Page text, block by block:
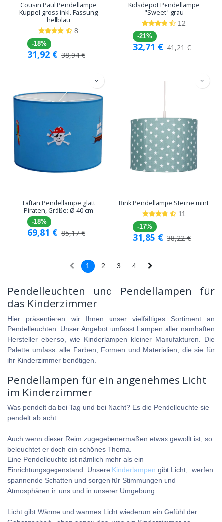
Cousin Paul Pendellampe
Kuppel gross inkl. Fassung
hellblau
8
-18%
31,92 € 38,94€
Kidsdepot Pendellampe
"Sweet" grau
12
-21%
32,71 € 41,21€
Taftan Pendellampe glatt
Piraten, Größe: Ø 40 cm
-18%
69,81 € 85,17€
Bink Pendellampe Sterne mint
11
-17%
31,85 € 38,22€
1 2 3 4
Pendelleuchten und Pendellampen für
das Kinderzimmer
Hier präsentieren wir Ihnen unser vielfältiges Sortiment an
Pendelleuchten. Unser Angebot umfasst Lampen aller namhaften
Hersteller ebenso, wie Kinderlampen kleiner Manufakturen. Die
Palette umfasst alle Farben, Formen und Materialien, die sie für
ihr Kinderzimmer benötigen.
Pendellampen für ein angenehmes Licht
im Kinderzimmer
Was pendelt da bei Tag und bei Nacht? Es die Pendelleuchte sie
pendelt ab acht.
Auch wenn dieser Reim zugegebenermaßen etwas gewollt ist, so
beleuchtet er doch ein schönes Thema.
Eine Pendelleuchte ist nämlich mehr als ein
Einrichtungsgegenstand. Unsere Kinderlampen gibt Licht, werfen
spannende Schatten und sorgen für Stimmungen und
Atmosphären in uns und in unserer Umgebung.
Licht gibt Wärme und warmes Licht wiederum ein Gefühl der